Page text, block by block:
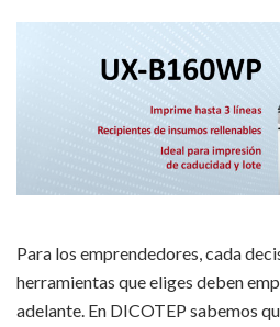
Para los emprendedores, cada
herramientas que eliges deben
adelante. En DICOTEP sabemos